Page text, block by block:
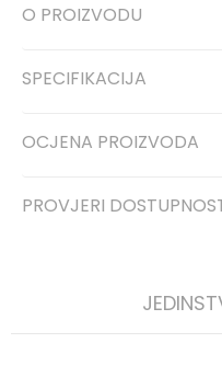
O PROIZVODU
SPECIFIKACIJA
OCJENA PROIZVODA
PROVJERI